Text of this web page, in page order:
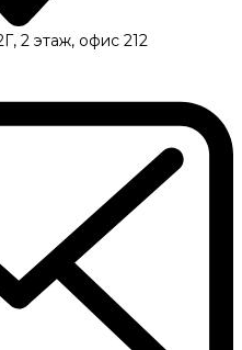
2 этаж, офис 212